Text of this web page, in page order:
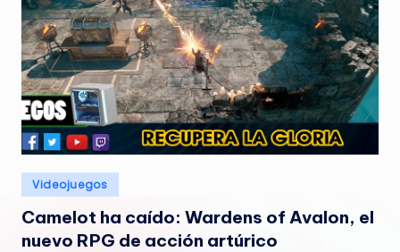
N
o
g
u
e
d
aPublicado
en
Videojuegos
Camelot ha caído: Wardens of Avalon, el
nuevo RPG de acción artúrico